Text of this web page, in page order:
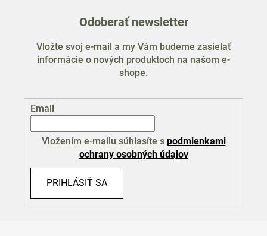
Odoberať newsletter
Vložte svoj e-mail a my Vám budeme zasielať
informácie o nových produktoch na našom e-
shope.
Email
Vložením e-mailu súhlasíte s podmienkami
ochrany osobných údajov
PRIHLÁSIŤ SA